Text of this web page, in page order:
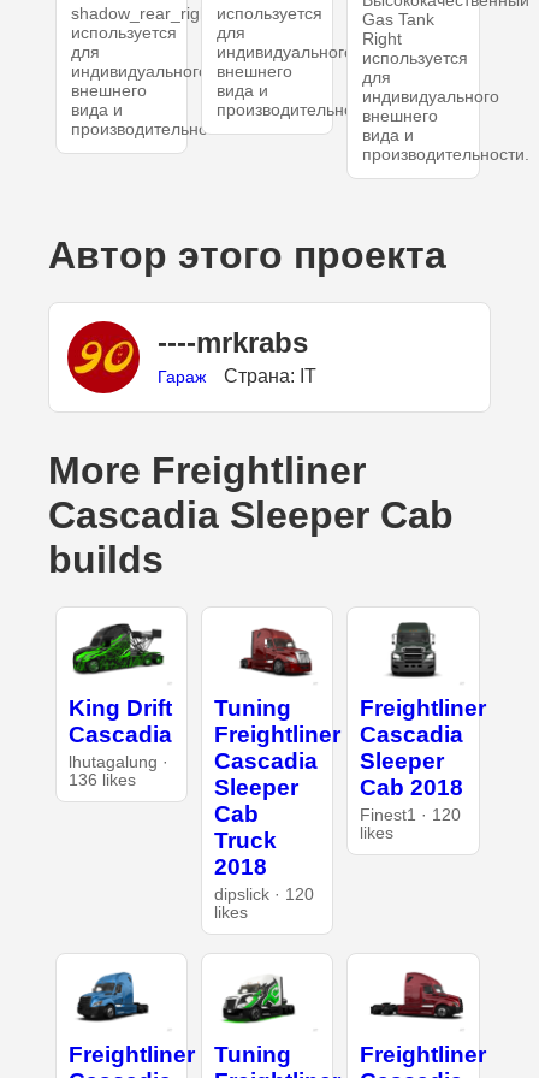
shadow_rear_right
используется
для
индивидуального
внешнего
вида и
производительности.
используется
для
индивидуального
внешнего
вида и
производительности.
Gas Tank
Right
используется
для
индивидуального
внешнего
вида и
производительности.
Автор этого проекта
----mrkrabs
Гараж Страна: IT
More Freightliner
Cascadia Sleeper Cab
builds
King Drift
Cascadia
lhutagalung ·
136 likes
Tuning
Freightliner
Cascadia
Sleeper
Cab
Truck
2018
dipslick · 120
likes
Freightliner
Cascadia
Sleeper
Cab 2018
Finest1 · 120
likes
Freightliner
Tuning
Freightliner